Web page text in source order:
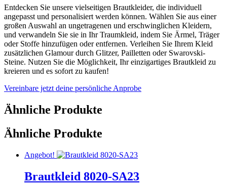
Entdecken Sie unsere vielseitigen Brautkleider, die individuell
angepasst und personalisiert werden können. Wählen Sie aus einer
großen Auswahl an ungetragenen und erschwinglichen Kleidern,
und verwandeln Sie sie in Ihr Traumkleid, indem Sie Ärmel, Träger
oder Stoffe hinzufügen oder entfernen. Verleihen Sie Ihrem Kleid
zusätzlichen Glamour durch Glitzer, Pailletten oder Swarovski-
Steine. Nutzen Sie die Möglichkeit, Ihr einzigartiges Brautkleid zu
kreieren und es sofort zu kaufen!
Vereinbare jetzt deine persönliche Anprobe
Ähnliche Produkte
Ähnliche Produkte
Angebot!
Brautkleid 8020-SA23